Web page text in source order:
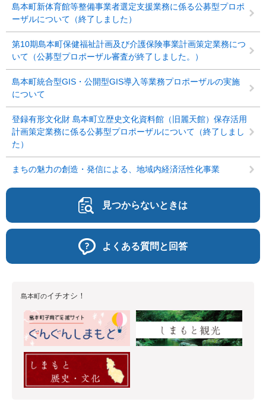
島本町新体育館等整備事業者選定支援業務に係る公募型プロポ
ーザルについて（終了しました）
第10期島本町保健福祉計画及び介護保険事業計画策定業務につ
いて（公募型プロポーザル審査が終了しました。）
島本町統合型GIS・公開型GIS導入等業務プロポーザルの実施
について
登録有形文化財 島本町立歴史文化資料館（旧麗天館）保存活用
計画策定業務に係る公募型プロポーザルについて（終了しまし
た）
まちの魅力の創造・発信による、地域内経済活性化事業
見つからないときは
よくある質問と回答
島本町のイチオシ！